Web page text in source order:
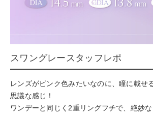
スワングレースタッフレポ
レンズがピンク色みたいなのに、瞳に載せ
思議な感じ！
ワンデーと同じく2重リングフチで、絶妙